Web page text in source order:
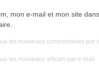
mon e-mail et mon site
les nouveaux commentaires par
les nouveaux articles par e-mail.